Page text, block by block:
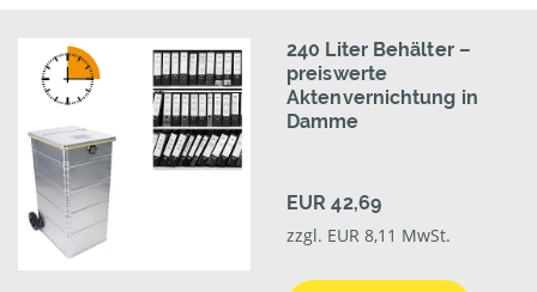
240 Liter Behälter –
preiswerte
Aktenvernichtung in
Damme
EUR 42,69
zzgl. EUR 8,11 MwSt.